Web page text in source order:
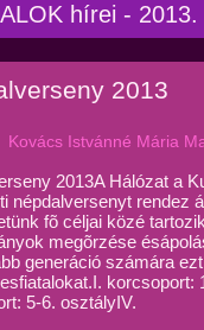
hírei -
2013
Kovács Istvánné Mária
2013A Hálózat a
népdalversenyt rendez
fõ céljai közé
megõrzése
generáció számára
5-6. osztályIV.